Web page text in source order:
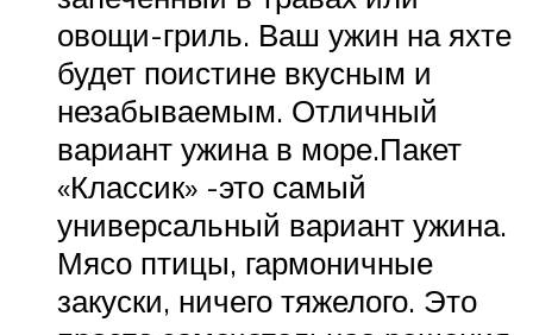
овощи-гриль. Ваш ужин на яхте
будет поистине вкусным и
незабываемым. Отличный
вариант ужина в море.Пакет
«Классик» -это самый
универсальный вариант ужина.
Мясо птицы, гармоничные
закуски, ничего тяжелого. Это